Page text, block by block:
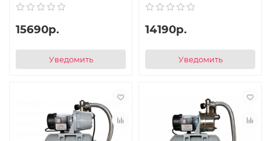
15690р.
Уведомить
14190р.
Уведомить